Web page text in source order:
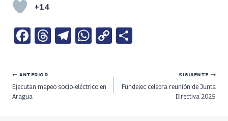
+14
Fa
b
o
o
T
a
Te
a
W
s
C
Li e
Navegación
de
ANTERIOR
Ejecutan mapeo socio-eléctrico en
Aragua
SIGUIENTE
Fundelec celebra reunión de Junta
Directiva 2025